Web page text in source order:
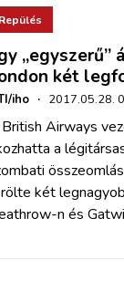
két
iho · 2017.05.28.
Airways
a
két
n és